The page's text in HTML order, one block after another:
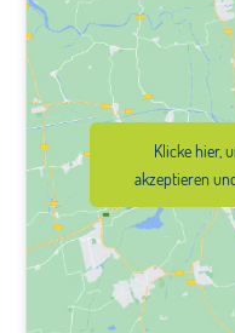
Klicke hier,
akzeptieren